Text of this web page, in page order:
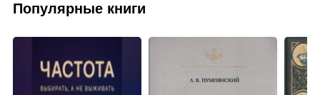
Популярные книги